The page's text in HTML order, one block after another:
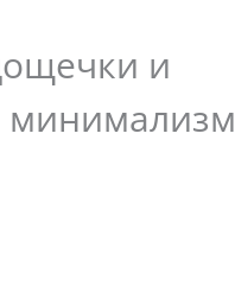
и
минимализм